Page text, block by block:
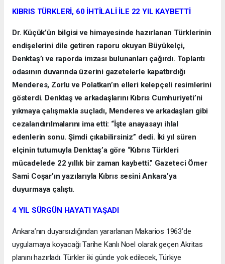
KIBRIS TÜRKLERİ, 60 İHTİLALİ İLE 22 YIL KAYBETTİ
Dr. Küçük’ün bilgisi ve himayesinde hazırlanan Türklerinin
endişelerini dile getiren raporu okuyan Büyükelçi,
Denktaş’ı ve raporda imzası bulunanları çağırdı. Toplantı
odasının duvarında üzerini gazetelerle kapattırdığı
Menderes, Zorlu ve Polatkan’ın elleri kelepçeli resimlerini
gösterdi. Denktaş ve arkadaşlarını Kıbrıs Cumhuriyeti’ni
yıkmaya çalışmakla suçladı, Menderes ve arkadaşları gibi
cezalandırılmalarını ima etti: “İşte anayasayı ihlal
edenlerin sonu. Şimdi çıkabilirsiniz” dedi. İki yıl süren
elçinin tutumuyla Denktaş’a göre “Kıbrıs Türkleri
mücadelede 22 yıllık bir zaman kaybetti.” Gazeteci Ömer
Sami Coşar’ın yazılarıyla Kıbrıs sesini Ankara’ya
duyurmaya çalıştı.
4 YIL SÜRGÜN HAYATI YAŞADI
Ankara’nın duyarsızlığından yararlanan Makarios 1963’de
uygulamaya koyacağı Tarihe Kanlı Noel olarak geçen Akritas
planını hazırladı. Türkler iki günde yok edilecek, Türkiye